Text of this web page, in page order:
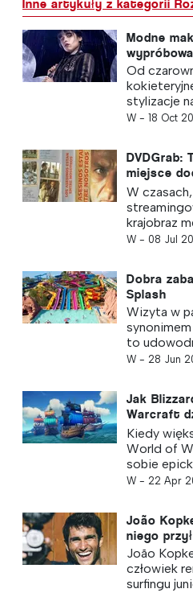
Inne artykuły z kategorii
Modne
Od
stylizacje
W - 18 Oct
DVDGrab:
miejsce
do
W
krajobraz
W - 08 Jul
Dobra
Splash
Wizyta w
to
W - 28 Jun
Jak
Warcraft
Kiedy
World of
sobie
W - 22 Apr
João
niego
João
człowiek
surfingu